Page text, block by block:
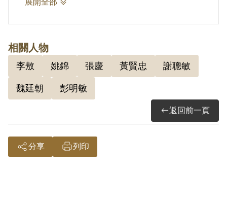
2.魏廷朝(1936-1999)，出生於桃園，就
讀於義民中學時期，喜歡歷史老師黃賢
忠、國文老師姚錦的課，當時也開始閱讀
魯迅作品。後考取成功中學，但因拒絕參
加救國團而退學自修，於1954年以同等
學歷考上台大法律系。畢業及退伍後，於
1961-1963年間曾任國防部作戰情報研究
室研究員、中央研究院近代史研究所助理
展開全部
相關人物
李敖 姚錦 張慶 黃賢忠 謝聰敏
魏廷朝 彭明敏
返回前一頁
分享 列印